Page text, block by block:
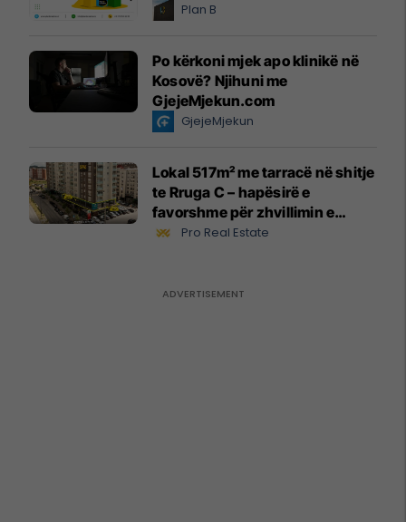
Plan B
Po kërkoni mjek apo klinikë në
Kosovë? Njihuni me
GjejeMjekun.com
GjejeMjekun
Lokal 517m² me tarracë në shitje
te Rruga C – hapësirë e
favorshme për zhvillimin e
biznesit #15796
Pro Real Estate